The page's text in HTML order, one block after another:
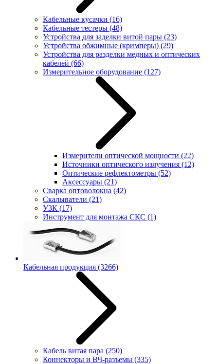
Кабельные кусачки (16)
Кабельные тестеры (48)
Устройства для заделки витой пары (23)
Устройства обжимные (кримперы) (29)
Устройства для разделки медных и оптических
кабелей (66)
Измерительное оборудование (127)
Измерители оптической мощности (22)
Источники оптического излучения (12)
Оптические рефлектометры (52)
Аксессуары (21)
Сварка оптоволокна (42)
Скалыватели (21)
УЗК (17)
Инструмент для монтажа СКС (1)
Кабельная продукция (3266)
Кабель витая пара (250)
Коннекторы и ВЧ-разъемы (335)